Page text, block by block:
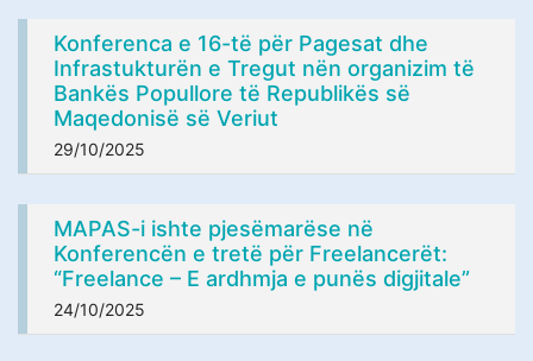
Konferencа e 16-të për Pagesat dhe
Infrastukturën e Tregut nën organizim të
Bankës Popullore të Republikës së
Maqedonisë së Veriut
29/10/2025
MAPAS-i ishte pjesëmarëse në
Konferencën e tretë për Freelancerët:
“Freelance – E ardhmja e punës digjitale”
24/10/2025